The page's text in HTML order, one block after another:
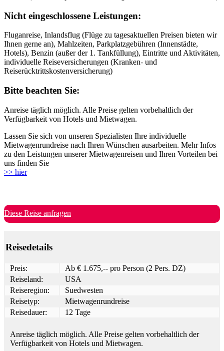
Nicht eingeschlossene Leistungen:
Fluganreise, Inlandsflug (Flüge zu tagesaktuellen Preisen bieten wir
Ihnen gerne an), Mahlzeiten, Parkplatzgebühren (Innenstädte,
Hotels), Benzin (außer der 1. Tankfüllung), Eintritte und Aktivitäten,
individuelle Reiseversicherungen (Kranken- und
Reiserücktrittskostenversicherung)
Bitte beachten Sie:
Anreise täglich möglich. Alle Preise gelten vorbehaltlich der
Verfügbarkeit von Hotels und Mietwagen.
Lassen Sie sich von unseren Spezialisten Ihre individuelle
Mietwagenrundreise nach Ihren Wünschen ausarbeiten. Mehr Infos
zu den Leistungen unserer Mietwagenreisen und Ihren Vorteilen bei
uns finden Sie
>> hier
Diese Reise anfragen
Reisedetails
Preis:
Ab € 1.675,-- pro Person (2 Pers. DZ)
Reiseland:
USA
Reiseregion:
Suedwesten
Reisetyp:
Mietwagenrundreise
Reisedauer:
12 Tage
Anreise täglich möglich. Alle Preise gelten vorbehaltlich der
Verfügbarkeit von Hotels und Mietwagen.